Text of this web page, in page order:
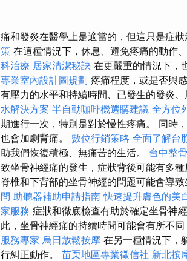
痛和發炎在醫學上是適當的，但這只是症狀
策 在這種情況下，休息、避免疼痛的動作
科治療 居家清潔秘訣 在更嚴重的情況下，
專業室內設計圖規劃 疼痛程度，或是否與
有壓力的水平和持續時間、已發生的發炎
水解決方案 半自動咖啡機選購建議 全方位
期進行一次，特別是對於慢性疼痛。 同時
也會加劇背痛。 數位行銷策略 全面了解台
助我們恢復積極、無痛苦的生活。 台中整
致坐骨神經痛的發生，症狀背後可能有多種
脊椎和下背部的坐骨神經的問題可能會導致
問 助聽器補助申請指南 快速提升膚色的美
家服務 症狀和徹底檢查有助於確定坐骨神
此，坐骨神經痛的持續時間可能會有所不
服務專家 烏日放鬆按摩 在另一種情況下，
行糾正動作。 苗栗地區專業徵信社 新北按